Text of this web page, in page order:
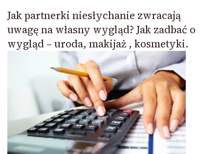
Jak partnerki niesłychanie zwracają
uwagę na własny wygląd? Jak zadbać o
wygląd – uroda, makijaż , kosmetyki.